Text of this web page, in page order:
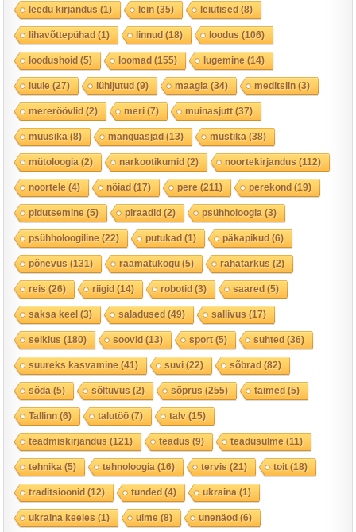
leedu kirjandus (1) lein(35) leiutised(8)
lihavõttepühad(1) linnud(18) loodus (106)
loodushoid(5) loomad(155) lugemine (14)
luule (27) lühijutud(9) maagia (34) meditsiin(3)
mereröövlid(2) meri(7) muinasjutt(37)
muusika (8) mänguasjad(13) müstika (38)
mütoloogia (2) narkootikumid(2) noortekirjandus (112)
noortele (4) nõiad(17) pere (211) perekond(19)
pidutsemine (5) piraadid(2) psühholoogia (3)
psühholoogiline (22) putukad(1) päkapikud(6)
põnevus (131) raamatukogu(5) rahatarkus (2)
reis (26) riigid(14) robotid(3) saared(5)
saksa keel(3) saladused(49) sallivus (17)
seiklus (180) soovid(13) sport(5) suhted(36)
suureks kasvamine (41) suvi(22) sõbrad(82)
sõda (5) sõltuvus (2) sõprus (255) taimed(5)
Tallinn(6) talutöö(7) talv(15)
teadmiskirjandus (121) teadus (9) teadusulme (11)
tehnika (5) tehnoloogia (16) tervis (21) toit(18)
traditsioonid(12) tunded(4) ukraina (1)
ukraina keeles (1) ulme (8) unenäod(6)